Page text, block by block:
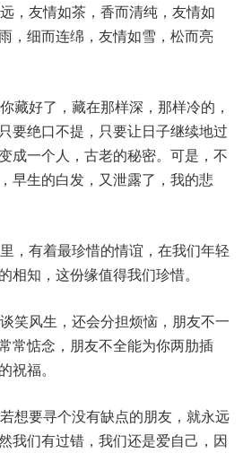
，友情如茶，香而清纯，友情如
，细而连绵，友情如雪，松而亮
藏好了，藏在那样深，那样冷的，
要绝口不提，只要让日子继续地过
成一个人，古老的秘密。可是，不
早生的白发，又泄露了，我的悲
，有着最珍惜的情谊，在我们年轻
相知，这份缘值得我们珍惜。
笑风生，还会分担烦恼，朋友不一
常惦念，朋友不全能为你两肋插
祝福。
想要寻个没有缺点的朋友，就永远
我们有过错，我们还是爱自己，因